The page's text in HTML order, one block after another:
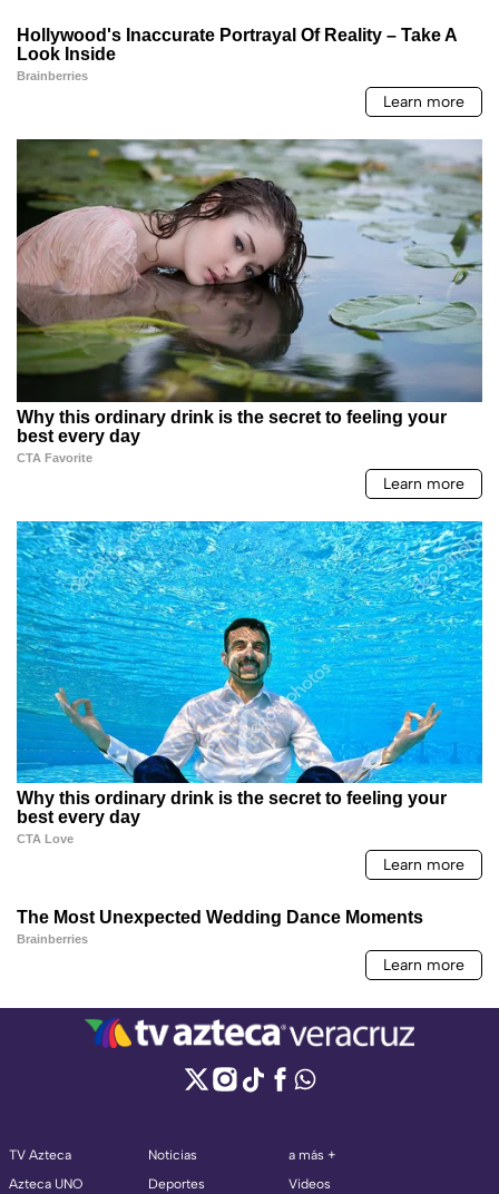
TV Azteca
Azteca UNO
Noticias
Deportes
a más +
Videos